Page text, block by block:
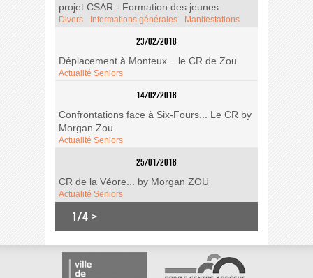
projet CSAR - Formation des jeunes
Divers Informations générales Manifestations
23/02/2018
Déplacement à Monteux... le CR de Zou
Actualité Seniors
14/02/2018
Confrontations face à Six-Fours... Le CR by
Morgan Zou
Actualité Seniors
25/01/2018
CR de la Véore... by Morgan ZOU
Actualité Seniors
1/4 >